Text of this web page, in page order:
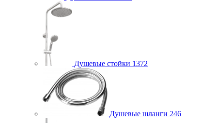
Душевые стойки 1372
Душевые шланги 246